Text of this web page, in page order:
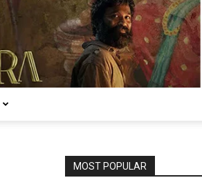
MOST POPULAR